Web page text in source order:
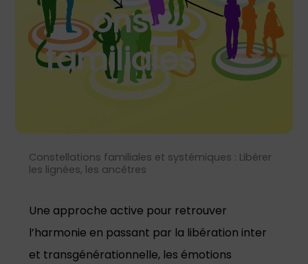
ons
familiales
Constellations familiales et systémiques : Libérer
les lignées, les ancêtres
Une approche active pour retrouver
l’harmonie en passant par la libération inter
et transgénérationnelle, les émotions